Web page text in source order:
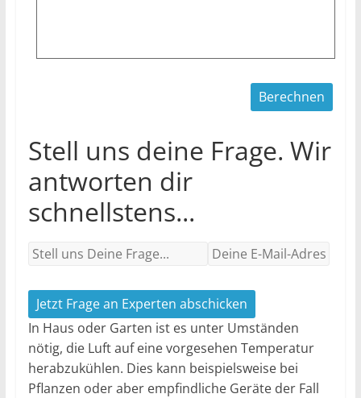
Stell uns deine Frage. Wir
antworten dir
schnellstens...
Jetzt Frage an Experten abschicken
In Haus oder Garten ist es unter Umständen
nötig, die Luft auf eine vorgesehen Temperatur
herabzukühlen. Dies kann beispielsweise bei
Pflanzen oder aber empfindliche Geräte der Fall